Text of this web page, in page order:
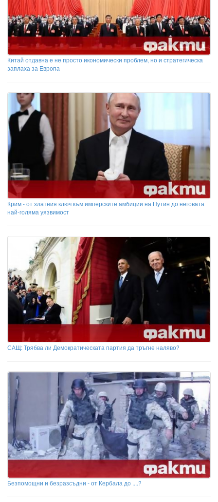
Китай отдавна е не просто икономически проблем, но и стратегическа
заплаха за Европа
Крим - от златния ключ към имперските амбиции на Путин до неговата
най-голяма уязвимост
САЩ: Трябва ли Демократическата партия да тръгне наляво?
Безпомощни и безразсъдни - от Кербала до ....?